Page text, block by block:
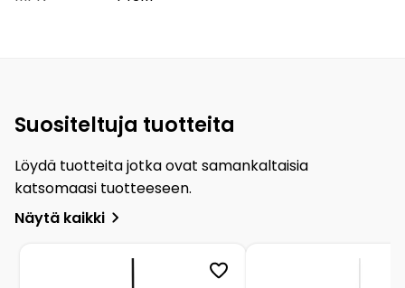
Suositeltuja tuotteita
Löydä tuotteita jotka ovat samankaltaisia
katsomaasi tuotteeseen.
Näytä kaikki